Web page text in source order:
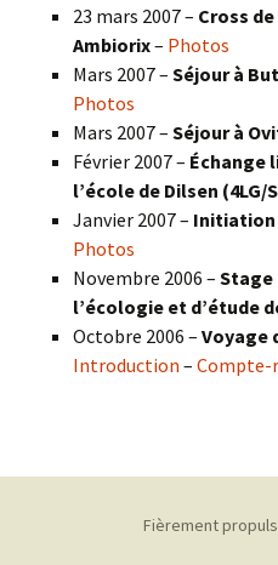
23 mars 2007 – Cross
Ambiorix– Photos
Mars 2007 – Séjour à
Photos
Mars 2007 – Séjour à
Février 2007 – Échange
l’école de Dilsen (4LG/
Janvier 2007 – Initiation
Photos
Novembre 2006 – Stage
l’écologie et d’étude
Octobre 2006 – Voyage
Introduction – Compte-
Fièrement